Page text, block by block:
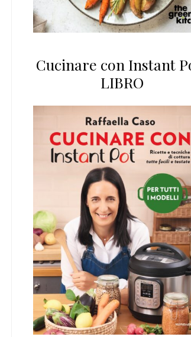
Cucinare con Instant
LIBRO